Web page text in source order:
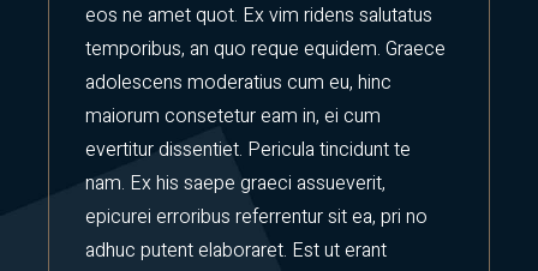
eos ne amet quot. Ex vim ridens salutatus
temporibus, an quo reque equidem. Graece
adolescens moderatius cum eu, hinc
maiorum consetetur eam in, ei cum
evertitur dissentiet. Pericula tincidunt te
nam. Ex his saepe graeci assueverit,
epicurei erroribus referrentur sit ea, pri no
adhuc putent elaboraret. Est ut erant